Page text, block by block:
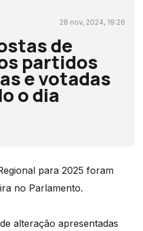
28 nov, 2024, 19:26
de
partidos
e votadas
o dia
para 2025 foram
no Parlamento.
alteração apresentadas